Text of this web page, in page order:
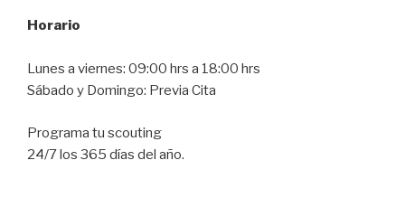
Horario
Lunes a viernes: 09:00 hrs a 18:00 hrs
Sábado y Domingo: Previa Cita
Programa tu scouting
24/7 los 365 días del año.